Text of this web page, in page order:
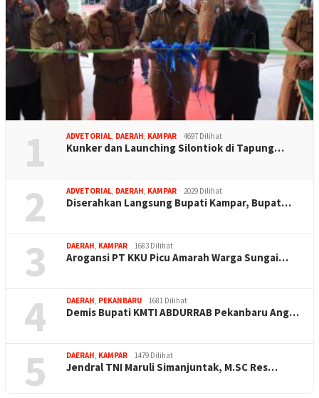
1 ADVETORIAL, DAERAH, KAMPAR 4697 Dilihat
Kunker dan Launching Silontiok di Tapung…
2 ADVETORIAL, DAERAH, KAMPAR 2029 Dilihat
Diserahkan Langsung Bupati Kampar, Bupat…
3 DAERAH, KAMPAR 1683 Dilihat
Arogansi PT KKU Picu Amarah Warga Sungai…
4 DAERAH, PEKANBARU 1681 Dilihat
Demis Bupati KMTI ABDURRAB Pekanbaru Ang…
5 DAERAH, KAMPAR 1479 Dilihat
Jendral TNI Maruli Simanjuntak, M.SC Res…